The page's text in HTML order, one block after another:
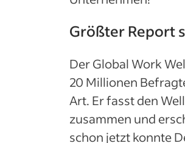
Größter Report
Der Global Work
20 Millionen
Art. Er fasst den
zusammen und
schon jetzt konnte